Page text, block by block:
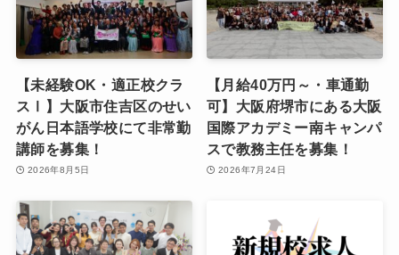
【未経験OK・適正校クラ
スⅠ】大阪市住吉区のせい
がん日本語学校にて非常勤
講師を募集！
2026年8月5日
【月給40万円～・車通勤
可】大阪府堺市にある大阪
国際アカデミー南キャンパ
スで教務主任を募集！
2026年7月24日